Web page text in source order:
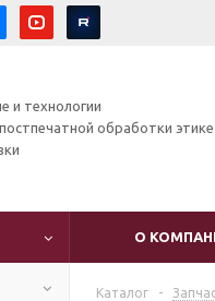
и технологии
обработки
О
Каталог -